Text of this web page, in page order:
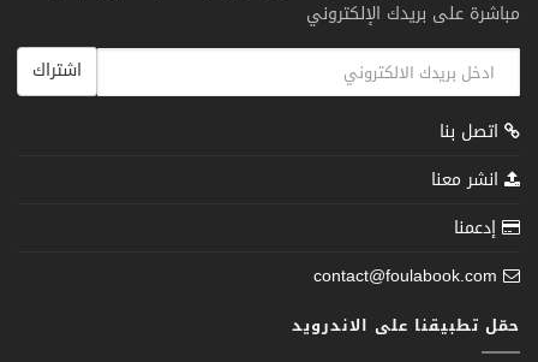
مباشرة على بريدك الإلكتروني
اشتراك
اتصل بنا
انشر معنا
إدعمنا
contact@foulabook.com
حمّل تطبيقنا على الاندرويد